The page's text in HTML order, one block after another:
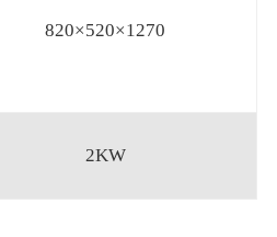
820×520×1270
2KW